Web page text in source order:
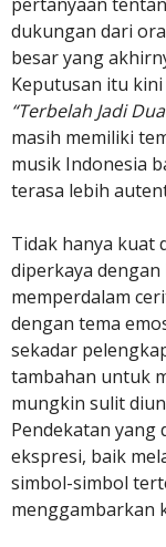
dukungan dari
besar yang
Keputusan itu
“Terbelah Jadi
masih memiliki
musik Indonesia
terasa lebih
Tidak hanya kuat
diperkaya
memperdalam
dengan tema
sekadar
tambahan untuk
mungkin sulit
Pendekatan yang
ekspresi, baik
simbol-simbol
menggambarkan